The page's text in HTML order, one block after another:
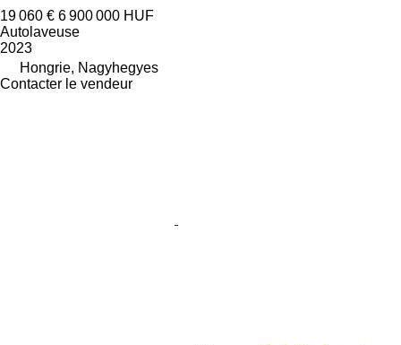
19 060 € 6 900 000 HUF
Autolaveuse
2023
Hongrie, Nagyhegyes
Contacter le vendeur